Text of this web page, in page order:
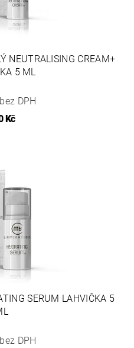
NEUTRALISING CREAM+
5 ML
DPH
Kč
SERUM LAHVIČKA 5
DPH